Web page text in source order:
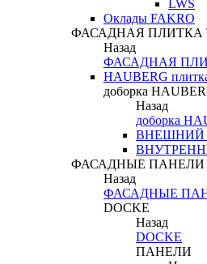
LWS
Оклады FAKRO
ФАСАДНАЯ ПЛИТКА
Назад
ФАСАДНАЯ
HAUBERG
доборка
Назад
доборка
ВНЕШНИЙ
ФАСАДНЫЕ ПАНЕЛИ
Назад
ФАСАДНЫЕ
DOCKE
Назад
DOCKE
ПАНЕЛИ